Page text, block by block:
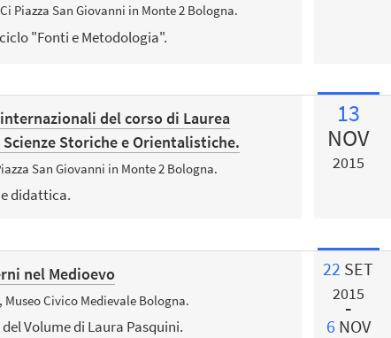
Piazza San Giovanni in Monte 2 Bologna.
"Fonti e Metodologia".
del corso di Laurea
Storiche e Orientalistiche.
San Giovanni in Monte 2 Bologna.
didattica.
13
NOV
2015
nel Medioevo
Museo Civico Medievale Bologna.
Volume di Laura Pasquini.
22 SET
2015
6 NOV